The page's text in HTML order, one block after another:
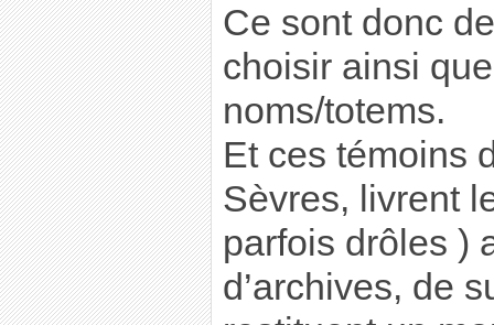
Ce sont donc
choisir ainsi
noms/totems.
Et ces témoins
Sèvres, livrent
parfois drôles )
d’archives, de